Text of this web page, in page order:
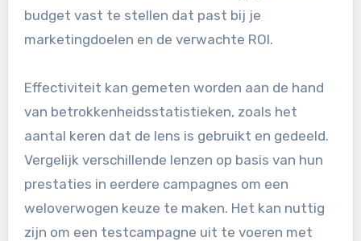
budget vast te stellen dat past bij je
marketingdoelen en de verwachte ROI.
Effectiviteit kan gemeten worden aan de hand
van betrokkenheidsstatistieken, zoals het
aantal keren dat de lens is gebruikt en gedeeld.
Vergelijk verschillende lenzen op basis van hun
prestaties in eerdere campagnes om een
weloverwogen keuze te maken. Het kan nuttig
zijn om een testcampagne uit te voeren met